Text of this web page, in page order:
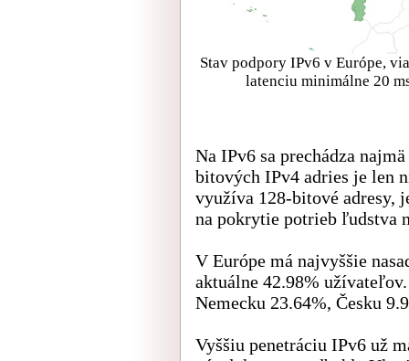
Stav podpory IPv6 v Európe,
latenciu minimálne 20
Na IPv6 sa prechádza
bitových IPv4 adries je len
využíva 128-bitové adresy,
na pokrytie potrieb ľudstva
V Európe má najvyššie
aktuálne 42.98%
Nemecku 23.64%, Česku
Vyššiu penetráciu IPv6 už